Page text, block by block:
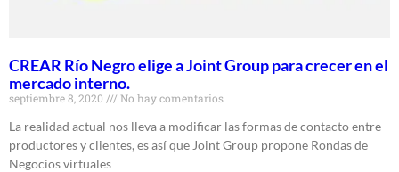
CREAR Río Negro elige a Joint Group para crecer en el
mercado interno.
septiembre 8, 2020 No hay comentarios
La realidad actual nos lleva a modificar las formas de contacto entre
productores y clientes, es así que Joint Group propone Rondas de
Negocios virtuales